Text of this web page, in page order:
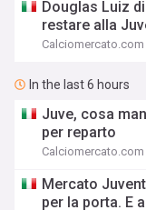
Douglas Luiz
restare alla
Calciomercato.com
In the last 6 hours
Juve, cosa
per reparto
Calciomercato.com
Mercato
per la porta. E